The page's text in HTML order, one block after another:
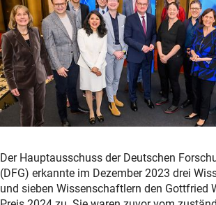
Der Hauptausschuss der Deutschen
(DFG) erkannte im Dezember 2023 drei
und sieben Wissenschaftlern den Gottfried